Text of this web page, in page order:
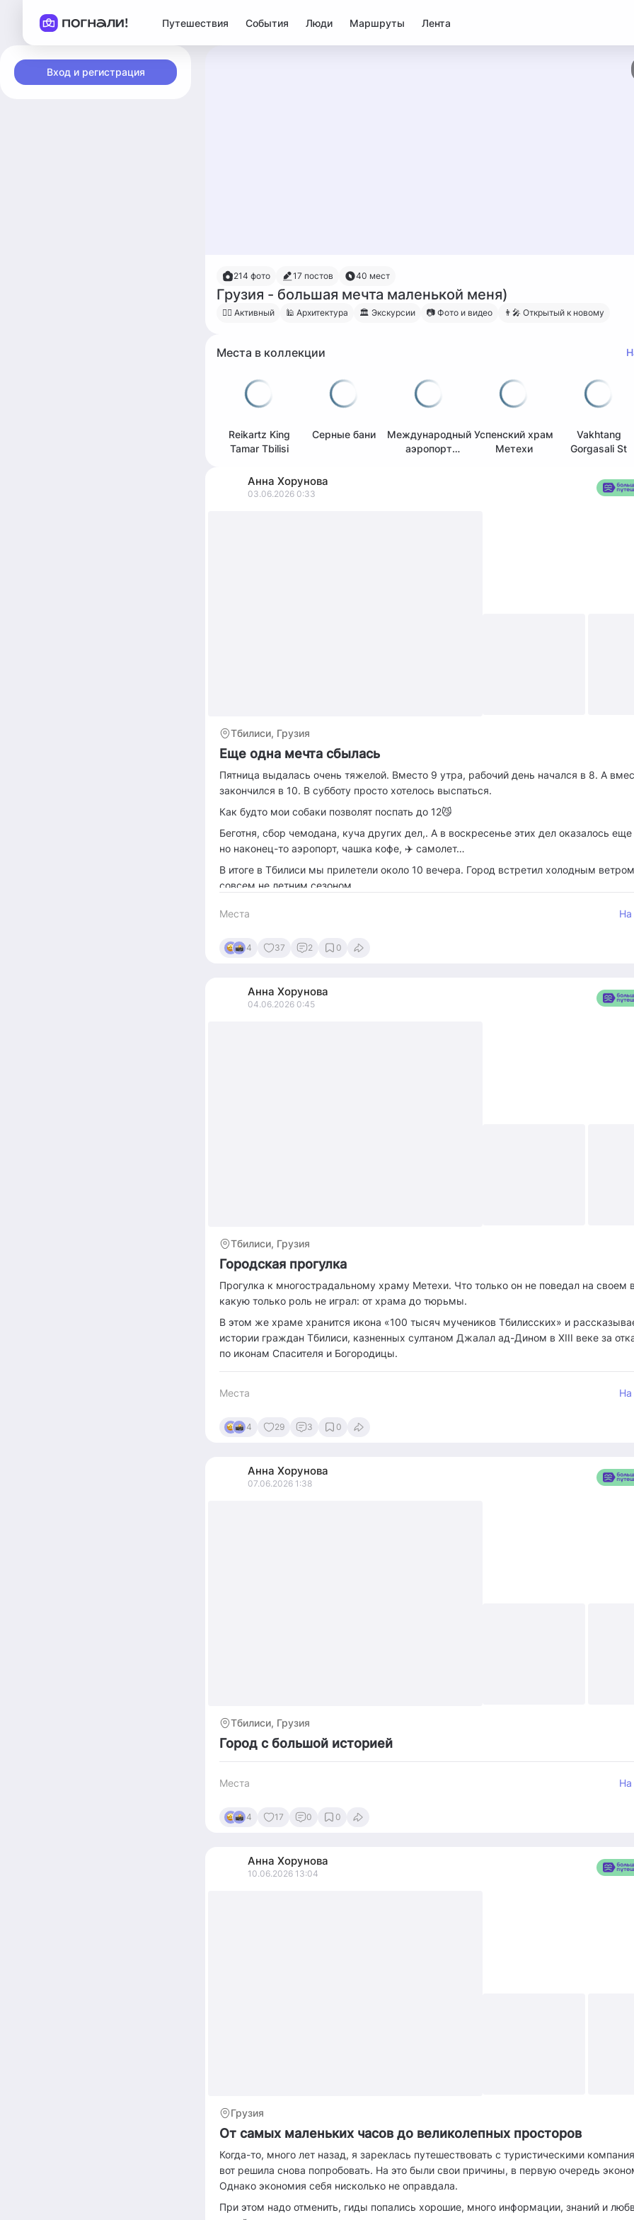
Путешествия События Люди Маршруты Лента
Вход и регистрация
214 фото 17 постов 40 мест
Грузия - большая мечта маленькой меня)
🧍‍♀️ Активный 🕌 Архитектура 🏛 Экскурсии 📷 Фото и видео 👨‍🎤 Открытый к новому
Места в коллекции
Reikartz King
Tamar Tbilisi
Серные бани
Международный
аэропорт
Успенский храм
Метехи
Vakhtang
Gorgasali St
Анна Хорунова
03.06.2026 0:33
Тбилиси, Грузия
Еще одна мечта сбылась
Пятница выдалась очень тяжелой. Вместо 9 утра, рабочий день начался в 8. А
закончился в 10. В субботу просто хотелось выспаться.
Как будто мои собаки позволят поспать до 12😼
Беготня, сбор чемодана, куча других дел,. А в воскресенье этих дел оказалось
но наконец-то аэропорт, чашка кофе, ✈️ самолет…
В итоге в Тбилиси мы прилетели около 10 вечера. Город встретил холодным
совсем не летним сезоном.
Первым пунктом назначения стали Серные бани.
Места На
4 37 2 0
Анна Хорунова
04.06.2026 0:45
Тбилиси, Грузия
Городская прогулка
Прогулка к многострадальному храму Метехи. Что только он не поведал на своем
какую только роль не играл: от храма до тюрьмы.
В этом же храме хранится икона «100 тысяч мучеников Тбилисских» и
истории граждан Тбилиси, казненных султаном Джалал ад-Дином в XIII веке за
по иконам Спасителя и Богородицы.
Места На
4 29 3 0
Анна Хорунова
07.06.2026 1:38
Тбилиси, Грузия
Город с большой историей
Места На
4 17 0 0
Анна Хорунова
10.06.2026 13:04
Грузия
От самых маленьких часов до великолепных просторов
Когда-то, много лет назад, я зареклась путешествовать с туристическими
вот решила снова попробовать. На это были свои причины, в первую очередь
Однако экономия себя нисколько не оправдала.
При этом надо отменить, гиды попались хорошие, много информации, знаний и